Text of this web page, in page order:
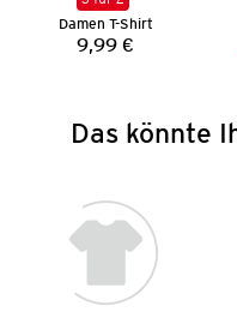
Damen T-Shirt
Preis:
9,99 €
Das könnte